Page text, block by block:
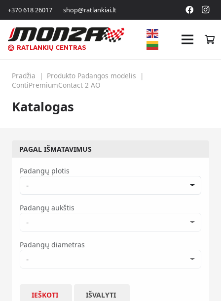
+370 618 26017 shop@ratlankiai.lt
RATLANKIŲ CENTRAS
Pradžia | Produkto Padangos modelis
|
ContiPremiumContact 2 AO
Katalogas
PAGAL IŠMATAVIMUS
Padangų plotis
-
Padangų aukštis
-
Padangų diametras
-
IEŠKOTI IŠVALYTI